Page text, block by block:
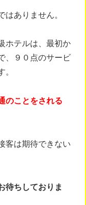
はありません。
ホテルは、最初か
、９０点のサービ
。
のことをされる
客は期待できない
待ちしておりま